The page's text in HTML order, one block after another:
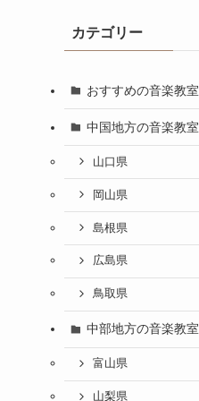
カテゴリー
おすすめの音楽教室
中国地方の音楽教室
山口県
岡山県
島根県
広島県
鳥取県
中部地方の音楽教室
富山県
山梨県